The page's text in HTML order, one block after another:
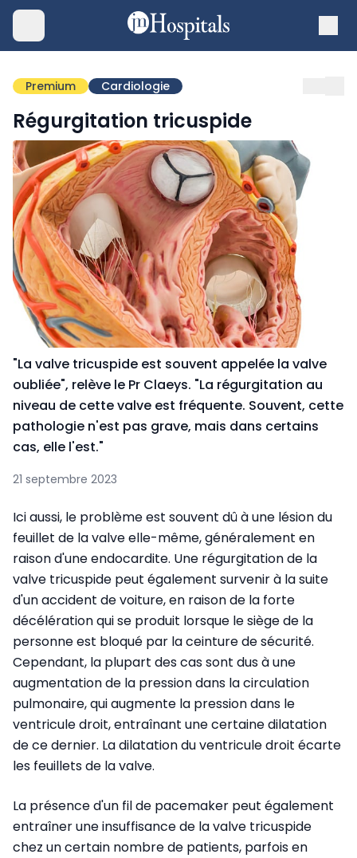
Premium Cardiologie
Régurgitation tricuspide
"La valve tricuspide est souvent appelée la valve
oubliée", relève le Pr Claeys. "La régurgitation au
niveau de cette valve est fréquente. Souvent, cette
pathologie n'est pas grave, mais dans certains
cas, elle l'est."
21 septembre 2023
Ici aussi, le problème est souvent dû à une lésion du
feuillet de la valve elle-même, généralement en
raison d'une endocardite. Une régurgitation de la
valve tricuspide peut également survenir à la suite
d'un accident de voiture, en raison de la forte
décélération qui se produit lorsque le siège de la
personne est bloqué par la ceinture de sécurité.
Cependant, la plupart des cas sont dus à une
augmentation de la pression dans la circulation
pulmonaire, qui augmente la pression dans le
ventricule droit, entraînant une certaine dilatation
de ce dernier. La dilatation du ventricule droit écarte
les feuillets de la valve.
La présence d'un fil de pacemaker peut également
entraîner une insuffisance de la valve tricuspide
chez un certain nombre de patients, parfois en